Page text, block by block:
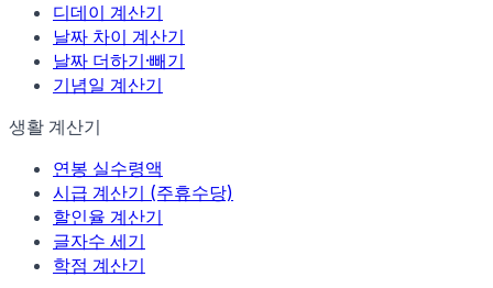
디데이 계산기
날짜 차이 계산기
날짜 더하기·빼기
기념일 계산기
생활 계산기
연봉 실수령액
시급 계산기 (주휴수당)
할인율 계산기
글자수 세기
학점 계산기